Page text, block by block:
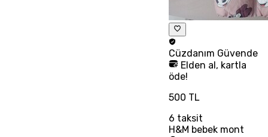
Cüzdanım Güvende
Elden al, kartla
öde!
500 TL
6 taksit
H&M bebek mont